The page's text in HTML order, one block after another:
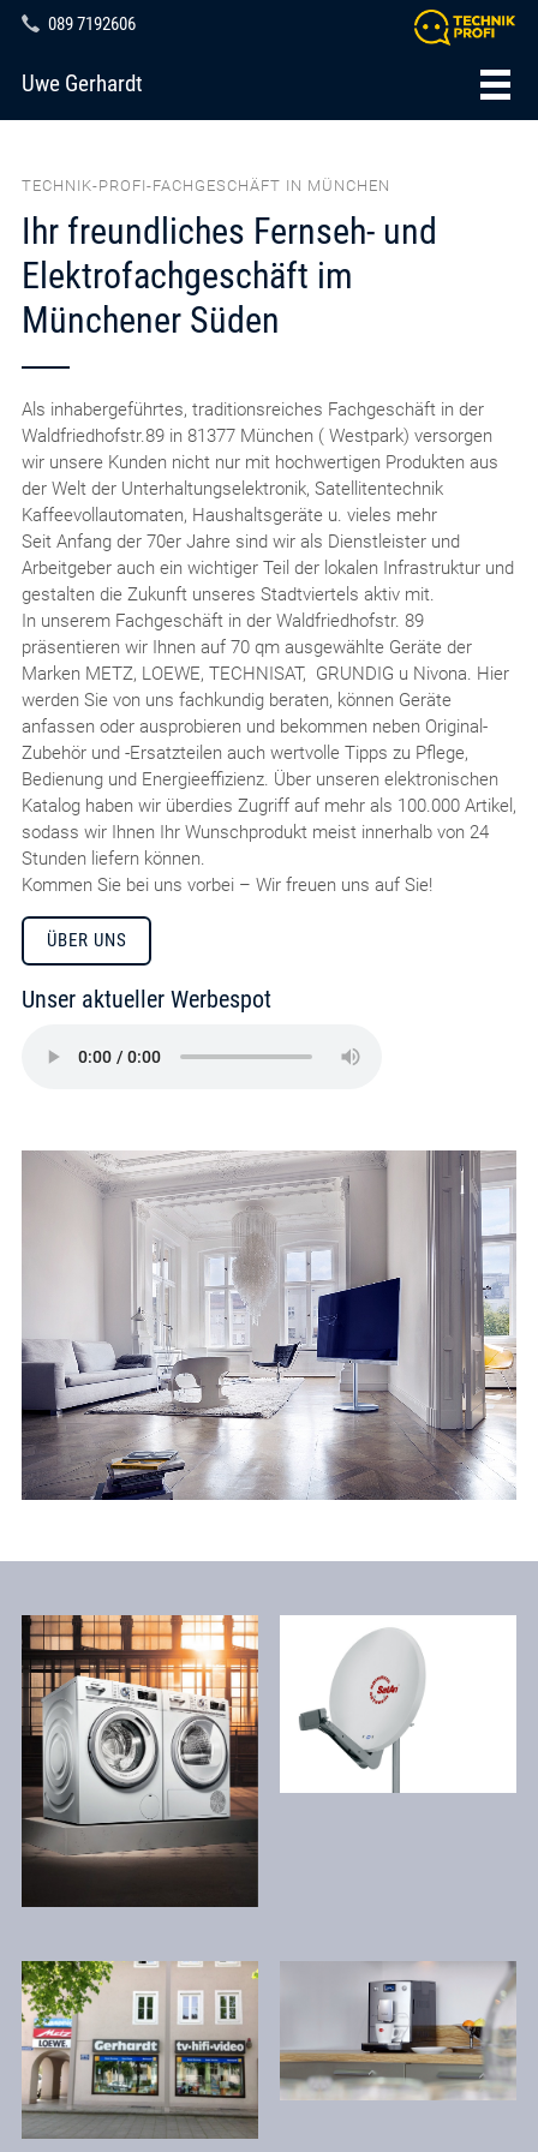
089 7192606
Uwe Gerhardt
TECHNIK-PROFI-FACHGESCHÄFT IN MÜNCHEN
Ihr freundliches Fernseh- und
Elektrofachgeschäft im
Münchener Süden
Als inhabergeführtes, traditionsreiches Fachgeschäft in der
Waldfriedhofstr.89 in 81377 München ( Westpark) versorgen
wir unsere Kunden nicht nur mit hochwertigen Produkten aus
der Welt der Unterhaltungselektronik, Satellitentechnik
Kaffeevollautomaten, Haushaltsgeräte u. vieles mehr
Seit Anfang der 70er Jahre sind wir als Dienstleister und
Arbeitgeber auch ein wichtiger Teil der lokalen Infrastruktur und
gestalten die Zukunft unseres Stadtviertels aktiv mit.
In unserem Fachgeschäft in der Waldfriedhofstr. 89
präsentieren wir Ihnen auf 70 qm ausgewählte Geräte der
Marken METZ, LOEWE, TECHNISAT, GRUNDIG u Nivona. Hier
werden Sie von uns fachkundig beraten, können Geräte
anfassen oder ausprobieren und bekommen neben Original-
Zubehör und -Ersatzteilen auch wertvolle Tipps zu Pflege,
Bedienung und Energieeffizienz. Über unseren elektronischen
Katalog haben wir überdies Zugriff auf mehr als 100.000 Artikel,
sodass wir Ihnen Ihr Wunschprodukt meist innerhalb von 24
Stunden liefern können.
Kommen Sie bei uns vorbei – Wir freuen uns auf Sie!
ÜBER UNS
Unser aktueller Werbespot